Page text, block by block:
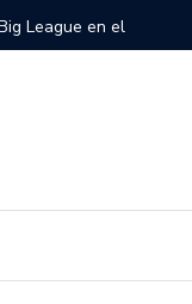
en el Alonso
de